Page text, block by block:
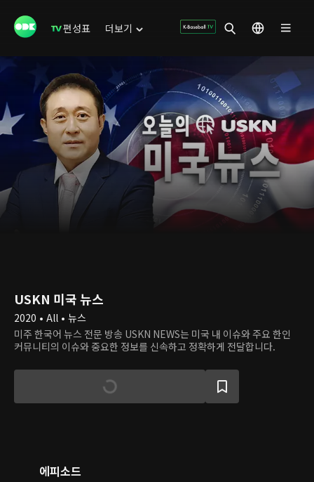
편성표 더보기
USKN 미국 뉴스
2020 • All • 뉴스
미주 한국어 뉴스 전문 방송 USKN NEWS는 미국 내 이슈와 주요 한인
커뮤니티의 이슈와 중요한 정보를 신속하고 정확하게 전달합니다.
에피소드